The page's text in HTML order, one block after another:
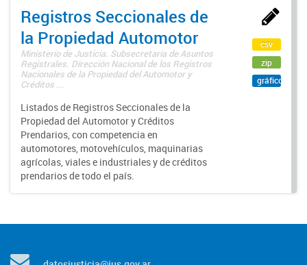
Registros Seccionales de
la Propiedad Automotor
Ministerio de Justicia. Subsecretaría de Asuntos
Registrales. Dirección Nacional de los Registros
Nacionales de la Propiedad del Automotor y
Créditos ...
Listados de Registros Seccionales de la
Propiedad del Automotor y Créditos
Prendarios, con competencia en
automotores, motovehículos, maquinarias
agrícolas, viales e industriales y de créditos
prendarios de todo el país.
csv
zip
gráfico